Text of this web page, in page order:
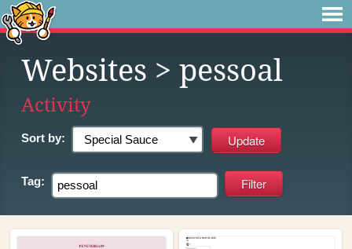
Websites > pessoal
Activity
Sort by:
Tag: